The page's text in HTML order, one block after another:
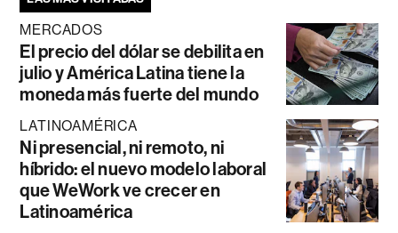
MERCADOS
El precio del dólar se debilita en
julio y América Latina tiene la
moneda más fuerte del mundo
LATINOAMÉRICA
Ni presencial, ni remoto, ni
híbrido: el nuevo modelo laboral
que WeWork ve crecer en
Latinoamérica